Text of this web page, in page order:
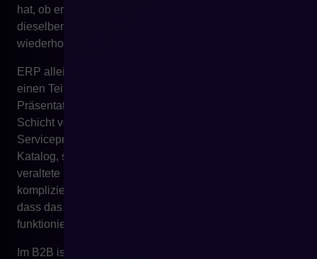
hat, ob er den Abwicklungsstatus kennt und ob er
dieselben Informationen nicht in verschiedenen Kanälen
wiederholen muss.
ERP allein wird dieses Erlebnis nicht gestalten. Es kann
einen Teil der Daten liefern, aber die Art ihrer
Präsentation, Verfügbarkeit und Nutzung gehört zur
Schicht von E-Commerce, UX, Integrationen und
Serviceprozessen. Wenn der Kunde einen unlesbaren
Katalog, schwache Beschreibungen, fehlende Filter,
veraltete Bestände, nicht passende Preise oder einen zu
komplizierten Checkout sieht, interessiert es ihn nicht,
dass das Unternehmen ERP implementiert hat. Für ihn
funktioniert der digitale Prozess einfach nicht.
Im B2B ist das Kundenerlebnis noch komplexer. Der